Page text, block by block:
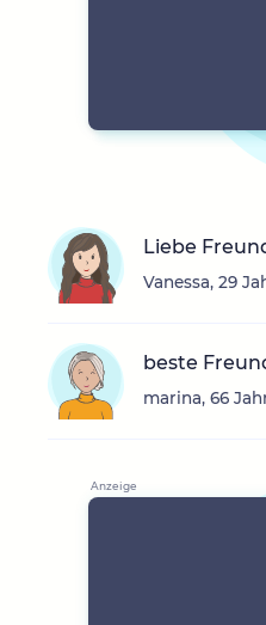
Liebe
Vanessa, 29
beste
marina, 66